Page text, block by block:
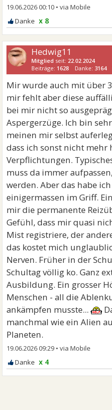
19.06.2026 00:10 •
x 8
Hedwig11
Mitglied seit: 22.02.2024
Beiträge: 1628 Danke:3164
Mir wurde auch mit über
mir fehlt aber diese
bei mir nicht so
Aspergerzüge. Ich bin
meinen mir selbst
dass ich sonst nicht
Verpflichtungen.
muss da immer
werden. Aber das habe
einigermassen im Griff.
mir die permanente
Gefühl, dass mir quasi
Mist registriere, der
das kostet mich
Nerven. Früher in der
Schultag völlig ko. Ganz
Ausbildung. Ein grosser
Menschen - all die
ankämpfen musste...
manchmal wie ein Alien
Planeten.
19.06.2026 09:29 •
x 4